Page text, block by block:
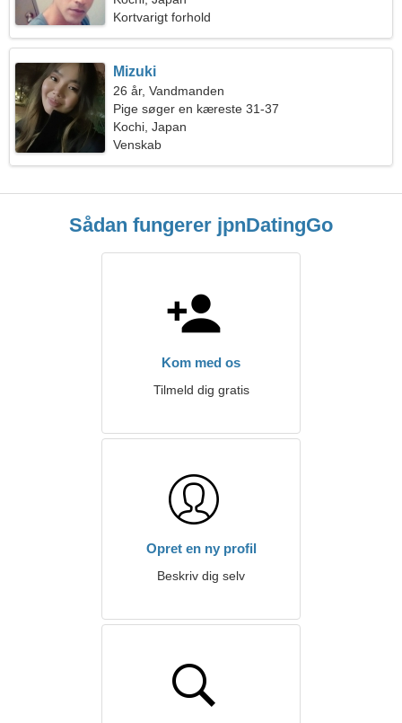
Kortvarigt forhold
Mizuki
26 år, Vandmanden
Pige søger en kæreste 31-37
Kochi, Japan
Venskab
Sådan fungerer jpnDatingGo
Kom med os
Tilmeld dig gratis
Opret en ny profil
Beskriv dig selv